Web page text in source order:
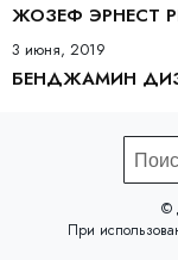
ЖОЗЕФ ЭРНЕСТ
3 июня, 2019
БЕНДЖАМИН
©️
При